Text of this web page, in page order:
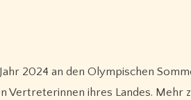
2024 an den Olympischen
Vertreterinnen ihres Landes. Mehr